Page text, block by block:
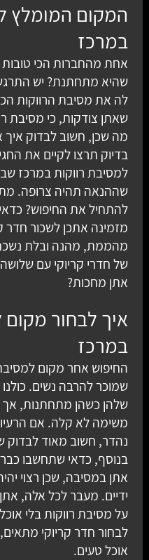
המקום המומלץ
במרכז
אחת מהחברות הכי
שהיא מתחתנת? יש
לה את מסיבת הרווקות
שאתן צודקות, כי מסיבת
מה שכן, חשוב לבדוק איך
בדיוק תרצו לקיים את
למסיבת רווקות במרכז
שההנאה תהיה צרופה.
להתחיל את החיפוש?
מזמינה אתכן לשכור חדר
מהממת, מהנה ובלת
של חדרי קריוקי עם
אתן מחכות?
איך לבחור מקום
במרכז
החיפוש אחר מקום
שמוכר להרבה נשים.
שלהן כשהן מתחתנות, אך
משימה לא קלה. אם
נהדר, חשוב מאוד לבדוק
בנוסף, כדאי שתחשבו
אתן במסיבה, שכן רצוי
ידיים. מעבר לכל אלה,
על מסיבת רווקות בלי
לבחור חדר קריוקי
אוכל טעים.